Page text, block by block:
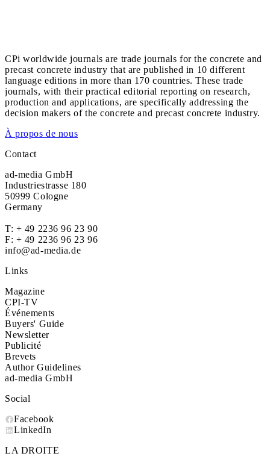
CPi worldwide journals are trade journals for the concrete and
precast concrete industry that are published in 10 different
language editions in more than 170 countries. These trade
journals, with their practical editorial reporting on research,
production and applications, are specifically addressing the
decision makers of the concrete and precast concrete industry.
À propos de nous
Contact
ad-media GmbH
Industriestrasse 180
50999 Cologne
Germany
T: + 49 2236 96 23 90
F: + 49 2236 96 23 96
info@ad-media.de
Links
Magazine
CPI-TV
Événements
Buyers' Guide
Newsletter
Publicité
Brevets
Author Guidelines
ad-media GmbH
Social
Facebook
LinkedIn
LA DROITE